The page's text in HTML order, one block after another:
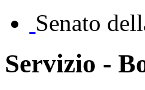
Senato
Servizio -